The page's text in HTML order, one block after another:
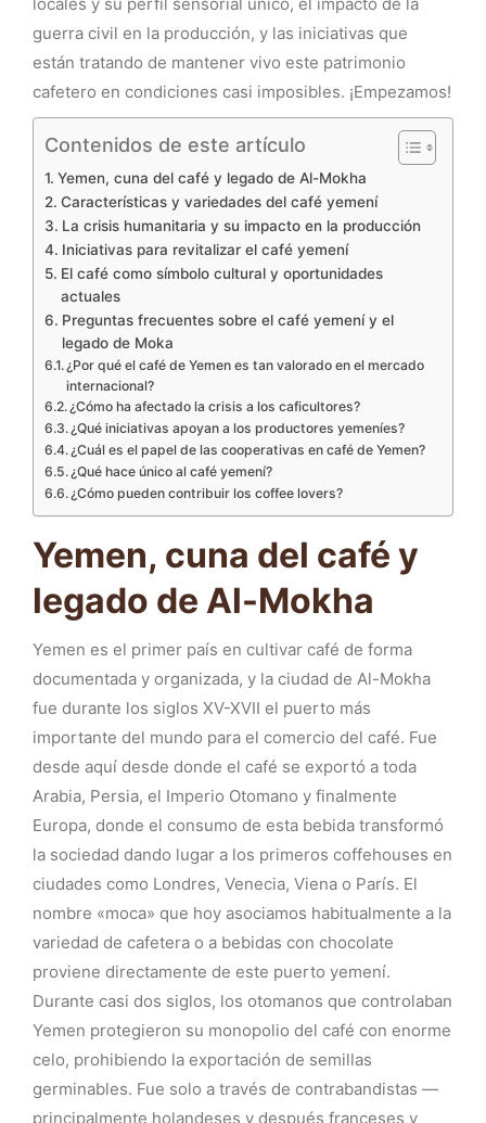
guerra civil en la producción, y las iniciativas que
están tratando de mantener vivo este patrimonio
cafetero en condiciones casi imposibles. ¡Empezamos!
Contenidos de este artículo
Yemen, cuna del café y legado de Al-Mokha
Características y variedades del café yemení
La crisis humanitaria y su impacto en la producción
Iniciativas para revitalizar el café yemení
El café como símbolo cultural y oportunidades
actuales
Preguntas frecuentes sobre el café yemení y el
legado de Moka
¿Por qué el café de Yemen es tan valorado en el mercado
internacional?
¿Cómo ha afectado la crisis a los caficultores?
¿Qué iniciativas apoyan a los productores yemeníes?
¿Cuál es el papel de las cooperativas en café de Yemen?
¿Qué hace único al café yemení?
¿Cómo pueden contribuir los coffee lovers?
Yemen, cuna del café y
legado de Al-Mokha
Yemen es el primer país en cultivar café de forma
documentada y organizada, y la ciudad de Al-Mokha
fue durante los siglos XV-XVII el puerto más
importante del mundo para el comercio del café. Fue
desde aquí desde donde el café se exportó a toda
Arabia, Persia, el Imperio Otomano y finalmente
Europa, donde el consumo de esta bebida transformó
la sociedad dando lugar a los primeros coffehouses en
ciudades como Londres, Venecia, Viena o París. El
nombre «moca» que hoy asociamos habitualmente a la
variedad de cafetera o a bebidas con chocolate
proviene directamente de este puerto yemení.
Durante casi dos siglos, los otomanos que controlaban
Yemen protegieron su monopolio del café con enorme
celo, prohibiendo la exportación de semillas
germinables. Fue solo a través de contrabandistas —
principalmente holandeses y después franceses y